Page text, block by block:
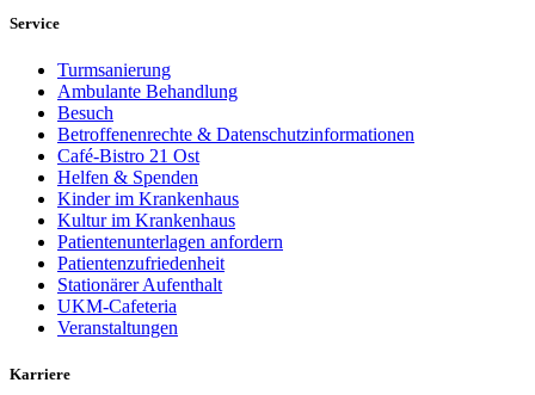
Service
Turmsanierung
Ambulante Behandlung
Besuch
Betroffenenrechte & Datenschutzinformationen
Café-Bistro 21 Ost
Helfen & Spenden
Kinder im Krankenhaus
Kultur im Krankenhaus
Patientenunterlagen anfordern
Patientenzufriedenheit
Stationärer Aufenthalt
UKM-Cafeteria
Veranstaltungen
Karriere